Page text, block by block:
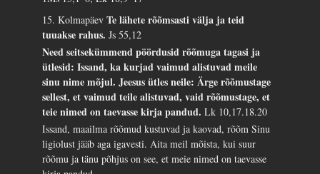
15. KolmapäevTe lähete rõõmsasti välja ja teid
tuuakse rahus.Js 55,12
Need seitsekümmend pöördusid rõõmuga tagasi ja
ütlesid: Issand, ka kurjad vaimud alistuvad meile
sinu nime mõjul. Jeesus ütles neile: Ärge rõõmustage
sellest, et vaimud teile alistuvad, vaid rõõmustage, et
teie nimed on taevasse kirja pandud.Lk 10,17.18.20
Issand, maailma rõõmud kustuvad ja kaovad, rõõm Sinu
ligiolust jääb aga igavesti. Aita meil mõista, kui suur
rõõmu ja tänu põhjus on see, et meie nimed on taevasse